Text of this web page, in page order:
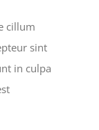
cillum
sint
in culpa